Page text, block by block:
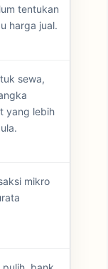
tentukan
harga jual.
sewa,
yang lebih
mikro